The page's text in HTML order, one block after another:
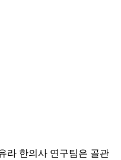
라 한의사 연구팀은 골관